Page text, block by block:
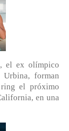
el ex olímpico
Urbina, forman
el próximo
en una